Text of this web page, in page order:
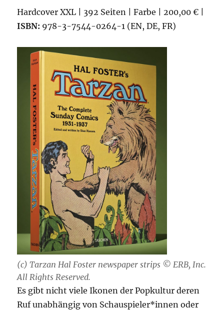
Hardcover XXL | 392 Seiten | Farbe | 200,00 € |
ISBN: 978-3-7544-0264-1 (EN, DE, FR)
(c) Tarzan Hal Foster newspaper strips © ERB, Inc.
All Rights Reserved.
Es gibt nicht viele Ikonen der Popkultur deren
Ruf unabhängig von Schauspieler*innen oder